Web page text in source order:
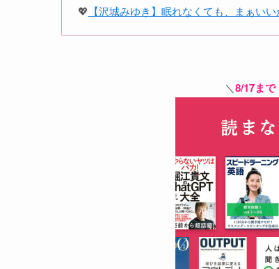
💖 【沢城みゆき】眠れなくても、まぁいい
＼8/17ま